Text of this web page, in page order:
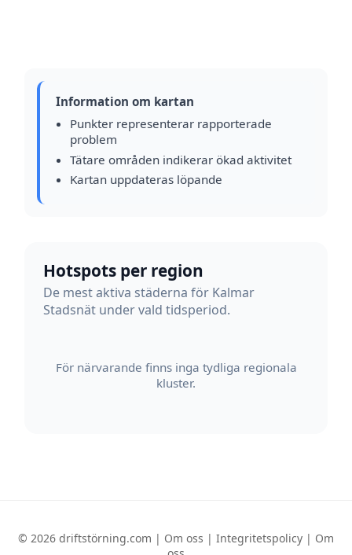
Information om kartan
Punkter representerar rapporterade
problem
Tätare områden indikerar ökad aktivitet
Kartan uppdateras löpande
Hotspots per region
De mest aktiva städerna för Kalmar
Stadsnät under vald tidsperiod.
För närvarande finns inga tydliga regionala
kluster.
© 2026 driftstörning.com | Om oss | Integritetspolicy | Om